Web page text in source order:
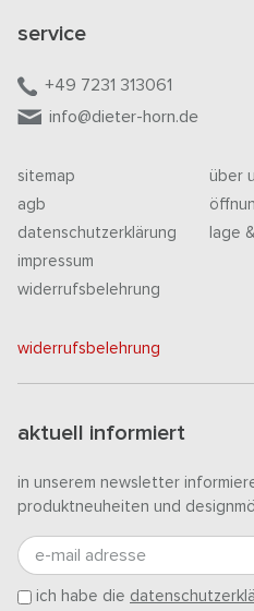
service
+49 7231 313061
info@dieter-horn.de
sitemap
agb
datenschutzerklärung
impressum
widerrufsbelehrung
über
lage
widerrufsbelehrung
aktuell informiert
in unserem newsletter
produktneuheiten und
e-mail adresse
ich habe die